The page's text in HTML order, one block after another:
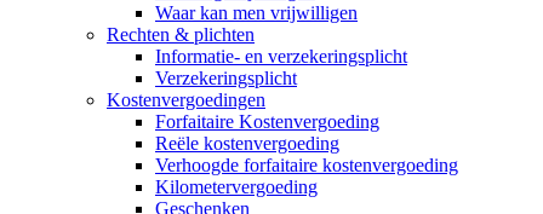
Waar kan men vrijwilligen
Rechten & plichten
Informatie- en verzekeringsplicht
Verzekeringsplicht
Kostenvergoedingen
Forfaitaire Kostenvergoeding
Reële kostenvergoeding
Verhoogde forfaitaire kostenvergoeding
Kilometervergoeding
Geschenken